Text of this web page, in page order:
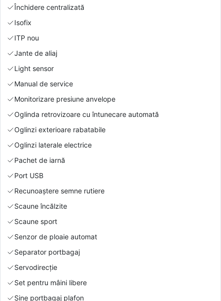
Închidere centralizată
Isofix
ITP nou
Jante de aliaj
Light sensor
Manual de service
Monitorizare presiune anvelope
Oglinda retrovizoare cu întunecare automată
Oglinzi exterioare rabatabile
Oglinzi laterale electrice
Pachet de iarnă
Port USB
Recunoaștere semne rutiere
Scaune încălzite
Scaune sport
Senzor de ploaie automat
Separator portbagaj
Servodirecție
Set pentru mâini libere
Şine portbagaj plafon